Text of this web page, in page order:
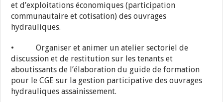
et d’exploitations économiques (participation
communautaire et cotisation) des ouvrages
hydrauliques.
• Organiser et animer un atelier sectoriel de
discussion et de restitution sur les tenants et
aboutissants de l’élaboration du guide de formation
pour le CGE sur la gestion participative des ouvrages
hydrauliques assainissement.